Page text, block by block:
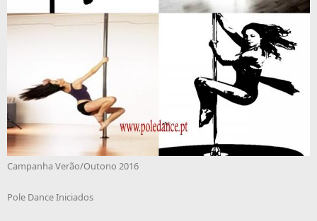
Campanha Verão/Outono 2016
Pole Dance Iniciados